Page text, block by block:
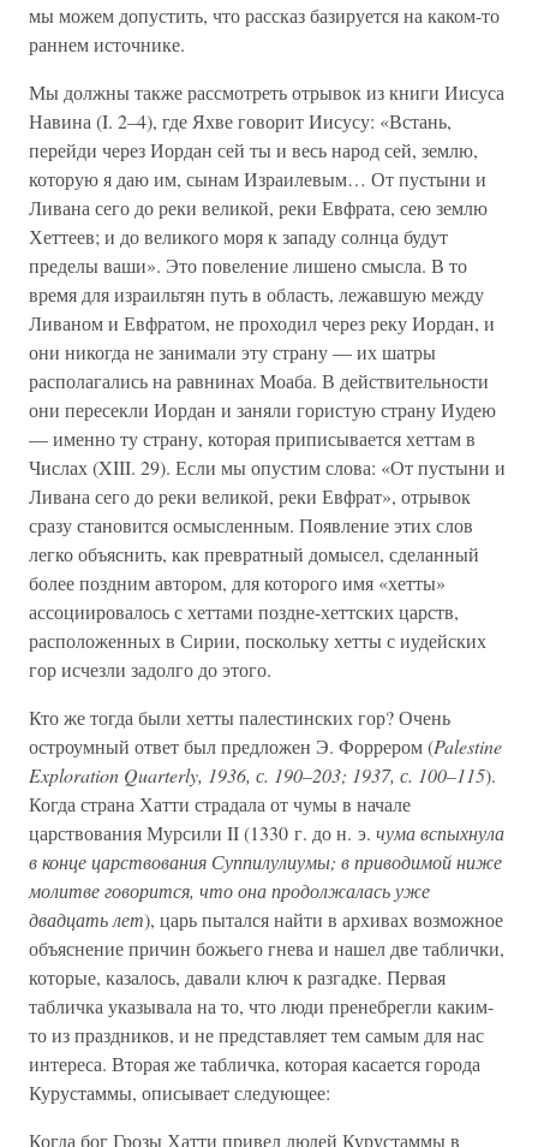
мы можем допустить, что рассказ базируется на каком-то
раннем источнике.
Мы должны также рассмотреть отрывок из книги Иисуса
Навина (I. 2–4), где Яхве говорит Иисусу: «Встань,
перейди через Иордан сей ты и весь народ сей, землю,
которую я даю им, сынам Израилевым… От пустыни и
Ливана сего до реки великой, реки Евфрата, сею землю
Хеттеев; и до великого моря к западу солнца будут
пределы ваши». Это повеление лишено смысла. В то
время для израильтян путь в область, лежавшую между
Ливаном и Евфратом, не проходил через реку Иордан, и
они никогда не занимали эту страну — их шатры
располагались на равнинах Моаба. В действительности
они пересекли Иордан и заняли гористую страну Иудею
— именно ту страну, которая приписывается хеттам в
Числах (XIII. 29). Если мы опустим слова: «От пустыни и
Ливана сего до реки великой, реки Евфрат», отрывок
сразу становится осмысленным. Появление этих слов
легко объяснить, как превратный домысел, сделанный
более поздним автором, для которого имя «хетты»
ассоциировалось с хеттами поздне-хеттских царств,
расположенных в Сирии, поскольку хетты с иудейских
гор исчезли задолго до этого.
Кто же тогда были хетты палестинских гор? Очень
остроумный ответ был предложен Э. Форрером (Palestine
Exploration Quarterly, 1936, с. 190–203; 1937, с. 100–115).
Когда страна Хатти страдала от чумы в начале
царствования Мурсили II (1330 г. до н. э. чума вспыхнула
в конце царствования Суппилулиумы; в приводимой ниже
молитве говорится, что она продолжалась уже
двадцать лет), царь пытался найти в архивах возможное
объяснение причин божьего гнева и нашел две таблички,
которые, казалось, давали ключ к разгадке. Первая
табличка указывала на то, что люди пренебрегли каким-
то из праздников, и не представляет тем самым для нас
интереса. Вторая же табличка, которая касается города
Курустаммы, описывает следующее:
Когда бог Грозы Хатти привел людей Курустаммы в